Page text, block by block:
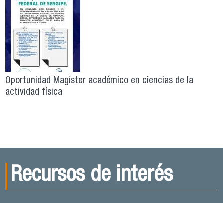
Oportunidad Magíster académico en ciencias de la
actividad física
Recursos de interés